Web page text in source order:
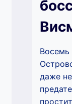
Восемь
даже